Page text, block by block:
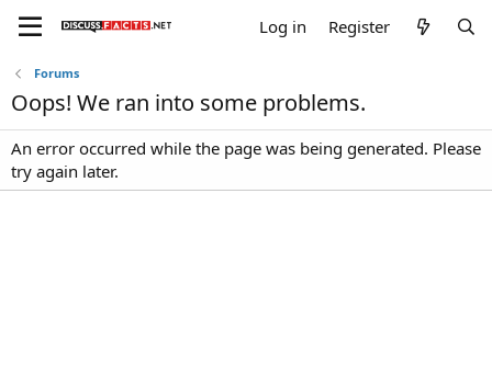
Log in Register
Forums
Oops! We ran into some problems.
An error occurred while the page was being generated. Please
try again later.